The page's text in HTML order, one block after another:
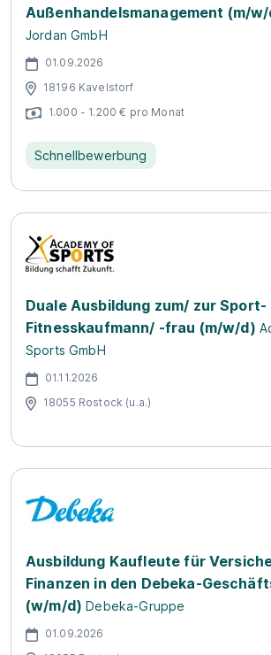
Außenhandelsmanagement (m/
Jordan GmbH
01.09.2026
18196 Kavelstorf
1.000 - 1.200 € pro Monat
Schnellbewerbung
Duale Ausbildung zum/ zur Sport-
Fitnesskaufmann/ -frau (m/w/d)
Sports GmbH
01.11.2026
18055 Rostock (u.a.)
Ausbildung Kaufleute für
Finanzen in den Debeka-
(w/m/d)Debeka-Gruppe
01.09.2026